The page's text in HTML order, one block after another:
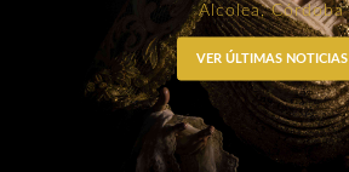
Alcolea, Córdoba
VER ÚLTIMAS NOTICIAS